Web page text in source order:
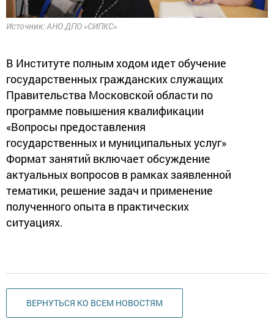
Источник: АНО ДПО «СИПКС»
В Институте полным ходом идет обучение
государственных гражданских служащих
Правительства Московской области по
программе повышения квалификации
«Вопросы предоставления
государственных и муниципальных услуг»
Формат занятий включает обсуждение
актуальных вопросов в рамках заявленной
тематики, решение задач и применение
полученного опыта в практических
ситуациях.
ВЕРНУТЬСЯ КО ВСЕМ НОВОСТЯМ